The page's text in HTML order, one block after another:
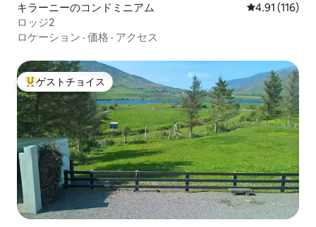
キラーニーのコンドミニアム レビュー116
4.91 (116)
ロッジ2
ロケーション · 価格 · アクセス
大好評のゲストチョイスです。
ゲストチョイス